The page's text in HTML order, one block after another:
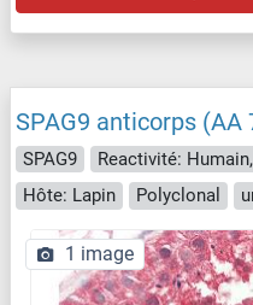
SPAG9 anticorps (AA
SPAG9 Reactivité:
Hôte: Lapin
Polyclonal
1 image